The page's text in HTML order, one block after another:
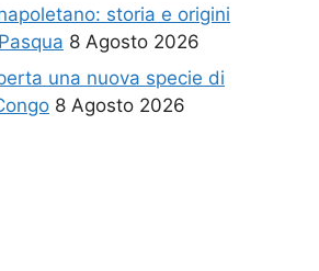
storia e origini
8 Agosto 2026
una nuova specie di
8 Agosto 2026